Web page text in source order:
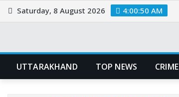
Skip
to
Saturday, 8 August 2026 4:00:51 AM
UTTARAKHAND TOP NEWS CRIME